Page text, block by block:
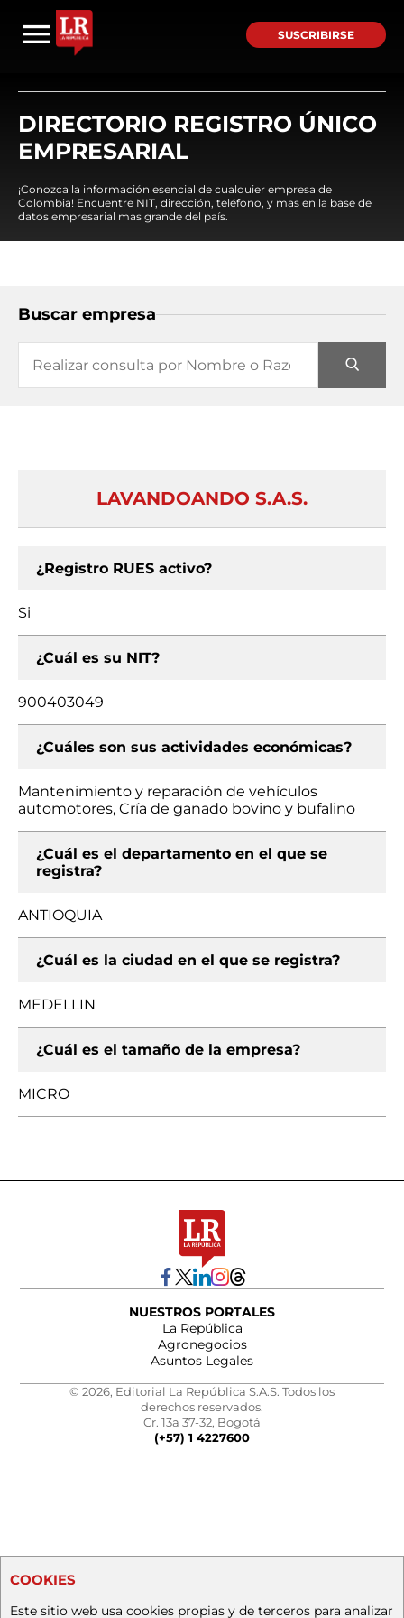
SUSCRIBIRSE
DIRECTORIO REGISTRO ÚNICO
EMPRESARIAL
¡Conozca la información esencial de cualquier empresa de
Colombia! Encuentre NIT, dirección, teléfono, y mas en la base de
datos empresarial mas grande del país.
Buscar empresa
LAVANDOANDO S.A.S.
¿Registro RUES activo?
Si
¿Cuál es su NIT?
900403049
¿Cuáles son sus actividades económicas?
Mantenimiento y reparación de vehículos
automotores, Cría de ganado bovino y bufalino
¿Cuál es el departamento en el que se
registra?
ANTIOQUIA
¿Cuál es la ciudad en el que se registra?
MEDELLIN
¿Cuál es el tamaño de la empresa?
MICRO
NUESTROS PORTALES
La República
Agronegocios
Asuntos Legales
© 2026, Editorial La República S.A.S. Todos los
derechos reservados.
Cr. 13a 37-32, Bogotá
(+57) 1 4227600
COOKIES
Este sitio web usa cookies propias y de terceros para analizar